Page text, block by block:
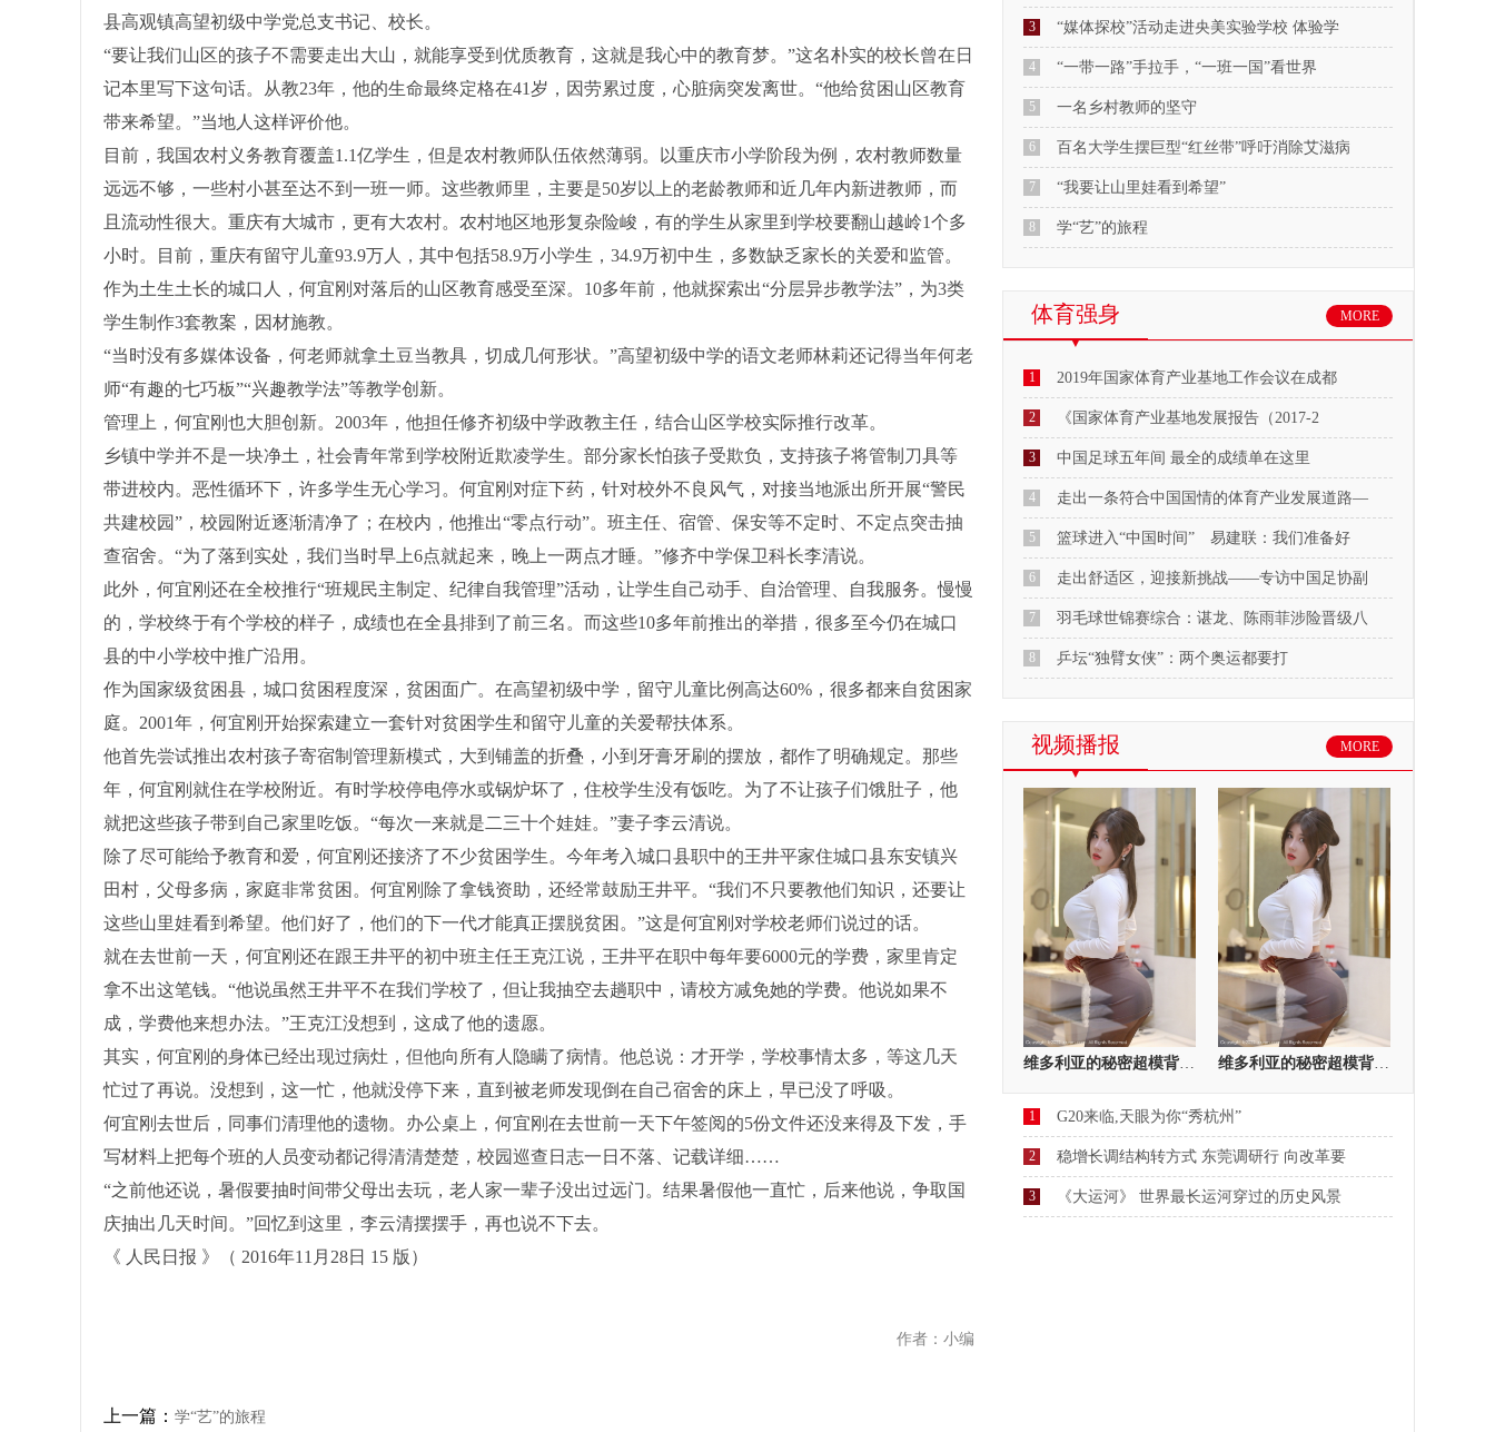
县高观镇高望初级中学党总支书记、校长。
“要让我们山区的孩子不需要走出大山，就能享受到优质教育，这就是我心中的教育梦。”这名朴实的校长曾在日
记本里写下这句话。从教23年，他的生命最终定格在41岁，因劳累过度，心脏病突发离世。“他给贫困山区教育
带来希望。”当地人这样评价他。
目前，我国农村义务教育覆盖1.1亿学生，但是农村教师队伍依然薄弱。以重庆市小学阶段为例，农村教师数量
远远不够，一些村小甚至达不到一班一师。这些教师里，主要是50岁以上的老龄教师和近几年内新进教师，而
且流动性很大。重庆有大城市，更有大农村。农村地区地形复杂险峻，有的学生从家里到学校要翻山越岭1个多
小时。目前，重庆有留守儿童93.9万人，其中包括58.9万小学生，34.9万初中生，多数缺乏家长的关爱和监管。
作为土生土长的城口人，何宜刚对落后的山区教育感受至深。10多年前，他就探索出“分层异步教学法”，为3类
学生制作3套教案，因材施教。
“当时没有多媒体设备，何老师就拿土豆当教具，切成几何形状。”高望初级中学的语文老师林莉还记得当年何老
师“有趣的七巧板”“兴趣教学法”等教学创新。
管理上，何宜刚也大胆创新。2003年，他担任修齐初级中学政教主任，结合山区学校实际推行改革。
乡镇中学并不是一块净土，社会青年常到学校附近欺凌学生。部分家长怕孩子受欺负，支持孩子将管制刀具等
带进校内。恶性循环下，许多学生无心学习。何宜刚对症下药，针对校外不良风气，对接当地派出所开展“警民
共建校园”，校园附近逐渐清净了；在校内，他推出“零点行动”。班主任、宿管、保安等不定时、不定点突击抽
查宿舍。“为了落到实处，我们当时早上6点就起来，晚上一两点才睡。”修齐中学保卫科长李清说。
此外，何宜刚还在全校推行“班规民主制定、纪律自我管理”活动，让学生自己动手、自治管理、自我服务。慢慢
的，学校终于有个学校的样子，成绩也在全县排到了前三名。而这些10多年前推出的举措，很多至今仍在城口
县的中小学校中推广沿用。
作为国家级贫困县，城口贫困程度深，贫困面广。在高望初级中学，留守儿童比例高达60%，很多都来自贫困家
庭。2001年，何宜刚开始探索建立一套针对贫困学生和留守儿童的关爱帮扶体系。
他首先尝试推出农村孩子寄宿制管理新模式，大到铺盖的折叠，小到牙膏牙刷的摆放，都作了明确规定。那些
年，何宜刚就住在学校附近。有时学校停电停水或锅炉坏了，住校学生没有饭吃。为了不让孩子们饿肚子，他
就把这些孩子带到自己家里吃饭。“每次一来就是二三十个娃娃。”妻子李云清说。
除了尽可能给予教育和爱，何宜刚还接济了不少贫困学生。今年考入城口县职中的王井平家住城口县东安镇兴
田村，父母多病，家庭非常贫困。何宜刚除了拿钱资助，还经常鼓励王井平。“我们不只要教他们知识，还要让
这些山里娃看到希望。他们好了，他们的下一代才能真正摆脱贫困。”这是何宜刚对学校老师们说过的话。
就在去世前一天，何宜刚还在跟王井平的初中班主任王克江说，王井平在职中每年要6000元的学费，家里肯定
拿不出这笔钱。“他说虽然王井平不在我们学校了，但让我抽空去趟职中，请校方减免她的学费。他说如果不
成，学费他来想办法。”王克江没想到，这成了他的遗愿。
其实，何宜刚的身体已经出现过病灶，但他向所有人隐瞒了病情。他总说：才开学，学校事情太多，等这几天
忙过了再说。没想到，这一忙，他就没停下来，直到被老师发现倒在自己宿舍的床上，早已没了呼吸。
何宜刚去世后，同事们清理他的遗物。办公桌上，何宜刚在去世前一天下午签阅的5份文件还没来得及下发，手
写材料上把每个班的人员变动都记得清清楚楚，校园巡查日志一日不落、记载详细……
“之前他还说，暑假要抽时间带父母出去玩，老人家一辈子没出过远门。结果暑假他一直忙，后来他说，争取国
庆抽出几天时间。”回忆到这里，李云清摆摆手，再也说不下去。
《 人民日报 》（ 2016年11月28日 15 版）
作者：小编
上一篇： 学“艺”的旅程
3 “媒体探校”活动走进央美实验学校 体验学
4 “一带一路”手拉手，“一班一国”看世界
5 一名乡村教师的坚守
6 百名大学生摆巨型“红丝带”呼吁消除艾滋病
7 “我要让山里娃看到希望”
8 学“艺”的旅程
体育强身 MORE
1 2019年国家体育产业基地工作会议在成都
2 《国家体育产业基地发展报告（2017-2
3 中国足球五年间 最全的成绩单在这里
4 走出一条符合中国国情的体育产业发展道路—
5 篮球进入“中国时间” 易建联：我们准备好
6 走出舒适区，迎接新挑战——专访中国足协副
7 羽毛球世锦赛综合：谌龙、陈雨菲涉险晋级八
8 乒坛“独臂女侠”：两个奥运都要打
视频播报 MORE
维多利亚的秘密超模背部全裸谢幕 维多利亚的秘密超模背部全裸谢幕 · 车模
1 G20来临,天眼为你“秀杭州”
2 稳增长调结构转方式 东莞调研行 向改革要
3 《大运河》 世界最长运河穿过的历史风景